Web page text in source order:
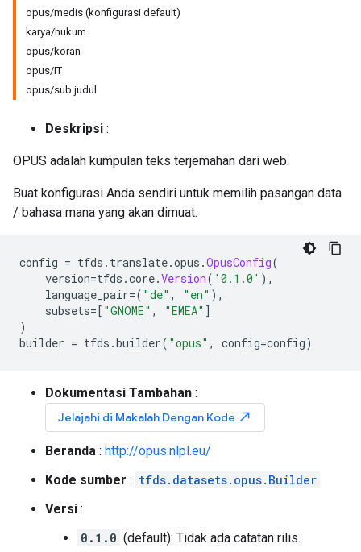
opus/medis (konfigurasi default)
karya/hukum
opus/koran
opus/IT
opus/sub judul
Deskripsi :
OPUS adalah kumpulan teks terjemahan dari web.
Buat konfigurasi Anda sendiri untuk memilih pasangan data
/ bahasa mana yang akan dimuat.
config = tfds . translate.opus .OpusConfig(
version=tfds .core.Version( '0.1.0' ),
language_pair=( "de" , "en" ),
subsets=[ "GNOME" , "EMEA" ]
)
builder = tfds .builder( "opus" , config=config)
Dokumentasi Tambahan :
Jelajahi di Makalah Dengan Kode north_east
Beranda : http://opus.nlpl.eu/
Kode sumber : tfds.datasets.opus.Builder
Versi :
0.1.0 (default): Tidak ada catatan rilis.